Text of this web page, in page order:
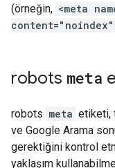
(örneğin, <meta
robots meta
robots meta etiketi,
ve Google Arama
gerektiğini kontrol
yaklaşım